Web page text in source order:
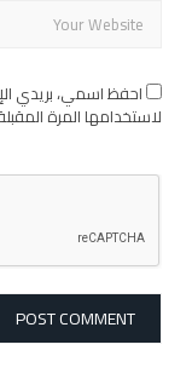
احفظ اسمي، بريدي
لاستخدامها المرة